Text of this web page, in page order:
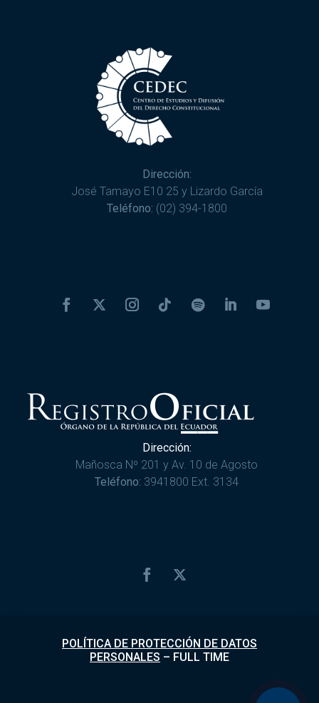
Dirección:
José Tamayo E10 25 y Lizardo García
Teléfono: (02) 394-1800
Dirección:
Mañosca Nº 201 y Av. 10 de Agosto
Teléfono: 3941800 Ext. 3134
POLÍTICA DE PROTECCIÓN DE DATOS
PERSONALES – FULL TIME